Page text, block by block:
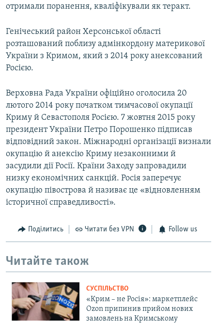
отримали поранення, кваліфікували як теракт.
Генічеський район Херсонської області
розташований поблизу адмінкордону материкової
України з Кримом, який з 2014 року анексований
Росією.
Верховна Рада України офіційно оголосила 20
лютого 2014 року початком тимчасової окупації
Криму й Севастополя Росією. 7 жовтня 2015 року
президент України Петро Порошенко підписав
відповідний закон. Міжнародні організації визнали
окупацію й анексію Криму незаконними й
засудили дії Росії. Країни Заходу запровадили
низку економічних санкцій. Росія заперечує
окупацію півострова й називає це «відновленням
історичної справедливості».
Поділитись Читати без VPN Follow us
Читайте також
СУСПІЛЬСТВО
«Крим – не Росія»: маркетплейс
Ozon припинив прийом нових
замовлень на Кримському